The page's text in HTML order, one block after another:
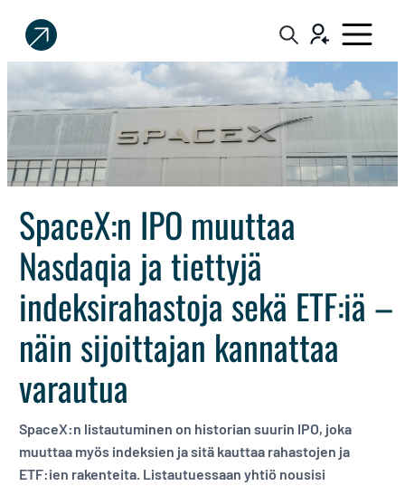
Sijoittaja.fi
Tee
parempia
sijoituspäätöksiä
SpaceX:n IPO muuttaa
Nasdaqia ja tiettyjä
indeksirahastoja sekä ETF:iä –
näin sijoittajan kannattaa
varautua
SpaceX:n listautuminen on historian suurin IPO, joka
muuttaa myös indeksien ja sitä kauttaa rahastojen ja
ETF:ien rakenteita. Listautuessaan yhtiö nousisi